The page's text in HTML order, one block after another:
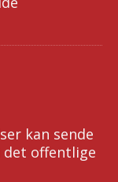
kan sende
det offentlige